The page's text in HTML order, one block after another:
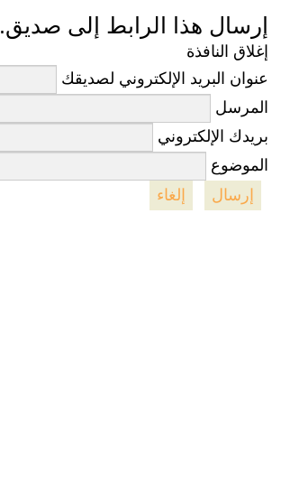
إرسال هذا الرابط إلى صديق.
إغلاق النافذة
عنوان البريد الإلكتروني لصديقك
المرسل
بريدك الإلكتروني
الموضوع
إرسال
إلغاء